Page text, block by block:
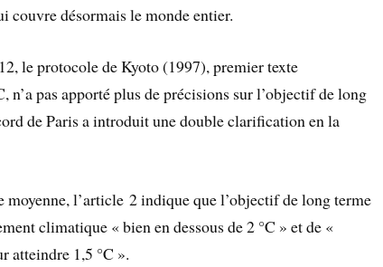
couvre désormais le monde entier.
le protocole de Kyoto (1997), premier texte
n’a pas apporté plus de précisions sur l’objectif de long
de Paris a introduit une double clarification en la
moyenne, l’article 2 indique que l’objectif de long terme
climatique « bien en dessous de 2 °C » et de «
atteindre 1,5 °C ».